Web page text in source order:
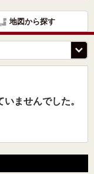
地図から探す
ませんでした。